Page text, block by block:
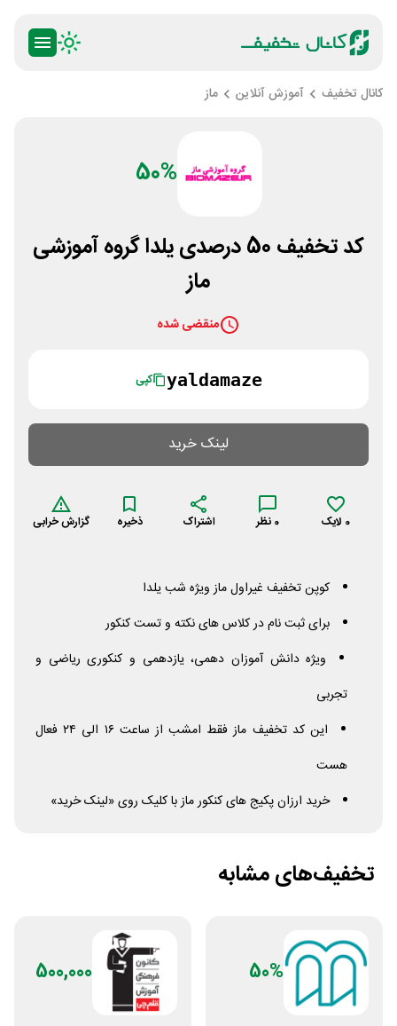
کانال تخفیف آموزش آنلاین ماز
50%
کد تخفیف 50 درصدی یلدا گروه آموزشی
ماز
منقضی شده
yaldamaze کپی
لینک خرید
0 لایک 0 نظر اشتراک ذخیره گزارش خرابی
کوپن تخفیف غیراول ماز ویژه شب یلدا
برای ثبت نام در کلاس های نکته و تست کنکور
ویژه دانش آموزان دهمی، یازدهمی و کنکوری ریاضی و
تجربی
این كد تخفیف ماز فقط امشب از ساعت ١٦ الى ٢٤ فعال
هست
خرید ارزان پکیج های کنکور ماز با کلیک روی «لینک خرید»
تخفیف‌های مشابه
50%
500,000